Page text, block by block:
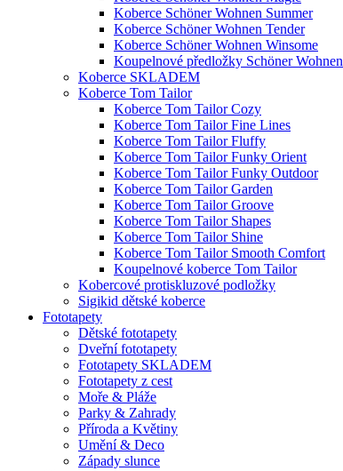
Koberce Schöner Wohnen Summer
Koberce Schöner Wohnen Tender
Koberce Schöner Wohnen Winsome
Koupelnové předložky Schöner Wohnen
Koberce SKLADEM
Koberce Tom Tailor
Koberce Tom Tailor Cozy
Koberce Tom Tailor Fine Lines
Koberce Tom Tailor Fluffy
Koberce Tom Tailor Funky Orient
Koberce Tom Tailor Funky Outdoor
Koberce Tom Tailor Garden
Koberce Tom Tailor Groove
Koberce Tom Tailor Shapes
Koberce Tom Tailor Shine
Koberce Tom Tailor Smooth Comfort
Koupelnové koberce Tom Tailor
Kobercové protiskluzové podložky
Sigikid dětské koberce
Fototapety
Dětské fototapety
Dveřní fototapety
Fototapety SKLADEM
Fototapety z cest
Moře & Pláže
Parky & Zahrady
Příroda a Květiny
Umění & Deco
Západy slunce